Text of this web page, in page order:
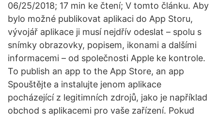
06/25/2018; 17 min ke čtení; V tomto článku. Aby
bylo možné publikovat aplikaci do App Storu,
vývojář aplikace ji musí nejdřív odeslat – spolu s
snímky obrazovky, popisem, ikonami a dalšími
informacemi – od společnosti Apple ke kontrole.
To publish an app to the App Store, an app
Spouštějte a instalujte jenom aplikace
pocházející z legitimních zdrojů, jako je například
obchod s aplikacemi pro vaše zařízení. Pokud